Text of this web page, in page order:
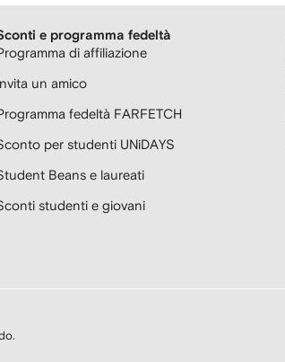
e programma fedeltà
di affiliazione
un amico
fedeltà FARFETCH
per studenti UNiDAYS
Beans e laureati
studenti e giovani